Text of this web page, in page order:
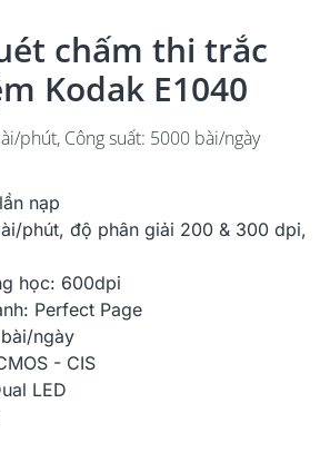
chấm thi trắc
Kodak E1040
phút, Công suất: 5000 bài/ngày
nạp
phút, độ phân giải 200 & 300 dpi,
học: 600dpi
Perfect Page
ngày
- CIS
LED